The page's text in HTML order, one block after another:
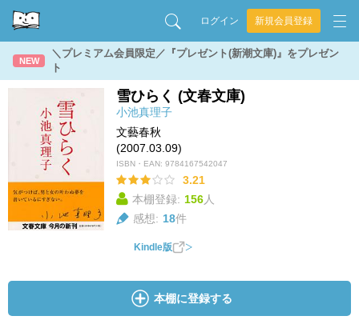
ログイン 新規会員登録
NEW
＼プレミアム会員限定／『プレゼント(新潮文庫)』をプレゼン
ト
雪ひらく (文春文庫)
小池真理子
文藝春秋
(2007.03.09)
ISBN・EAN: 9784167542047
3.21
本棚登録: 156人
感想: 18件
Kindle版
本棚に登録する